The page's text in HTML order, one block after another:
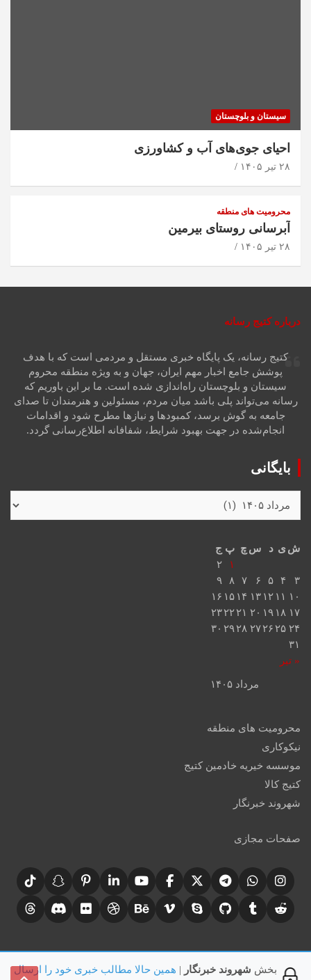
سیستان و بلوچستان
احیای جوی‌های آب و کشاورزی
۲۸ تیر ۱۴۰۵
محرومیت های منطقه
آبرسانی روستای بیرمین
۲۸ تیر ۱۴۰۵
درباره کتیج رسانه
کتیج رسانه، یک پایگاه خبری مستقل و مردمی است که با هدف
پوشش جامع اخبار مهم ایران، جهان و به ویژه منطقه محروم
سیستان و بلوچستان راه‌اندازی شده است. ما بر این باوریم که
رسانه می‌تواند پلی باشد میان مردم، مسئولین و هنرمندان تا صدای
جامعه به گوش برسد، کمبودها و نیازها مطرح شود و اقدامات
انجام‌شده در جهت بهبود شرایط، شفافانه اطلاع‌رسانی گردد.
بایگانی
مرداد ۱۴۰۵
شی د س چ پ ج
« تیر
۱
۲
۳
۴ ۵ ۶ ۷ ۸
۹
۱۰ ۱۱ ۱۲ ۱۳ ۱۴ ۱۵ ۱۶
۱۷ ۱۸ ۱۹ ۲۰ ۲۱ ۲۲۲۳
۲۴ ۲۵ ۲۶۲۷ ۲۸ ۲۹ ۳۰
۳۱
محرومیت های منطقه
نیکوکاری
موسسه خیریه خادمین کتیج
کتیج کالا
شهروند خبرنگار
صفحات مجازی
بخش شهروند خبرنگار | همین حالا مطالب خبری خود را ارسال